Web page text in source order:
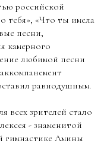
российской
тебя», «Что ты имела
песни,
камерного
любимой песни
равнодушным.
всех зрителей стало
- знаменитой
гимнастике Амины